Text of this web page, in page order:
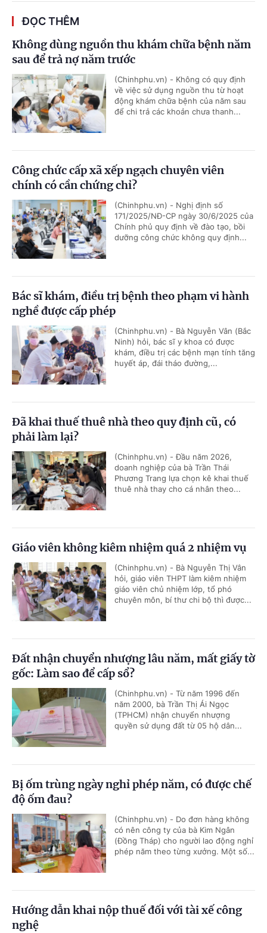
ĐỌC THÊM
Không dùng nguồn thu khám chữa bệnh năm
sau để trả nợ năm trước
(Chinhphu.vn) - Không có quy định
về việc sử dụng nguồn thu từ hoạt
động khám chữa bệnh của năm sau
để chi trả các khoản chưa thanh...
Công chức cấp xã xếp ngạch chuyên viên
chính có cần chứng chỉ?
(Chinhphu.vn) - Nghị định số
171/2025/NĐ-CP ngày 30/6/2025 của
Chính phủ quy định về đào tạo, bồi
dưỡng công chức không quy định...
Bác sĩ khám, điều trị bệnh theo phạm vi hành
nghề được cấp phép
(Chinhphu.vn) - Bà Nguyễn Vân (Bắc
Ninh) hỏi, bác sĩ y khoa có được
khám, điều trị các bệnh mạn tính tăng
huyết áp, đái tháo đường,...
Đã khai thuế thuê nhà theo quy định cũ, có
phải làm lại?
(Chinhphu.vn) - Đầu năm 2026,
doanh nghiệp của bà Trần Thái
Phương Trang lựa chọn kê khai thuế
thuê nhà thay cho cá nhân theo...
Giáo viên không kiêm nhiệm quá 2 nhiệm vụ
(Chinhphu.vn) - Bà Nguyễn Thị Vân
hỏi, giáo viên THPT làm kiêm nhiệm
giáo viên chủ nhiệm lớp, tổ phó
chuyên môn, bí thư chi bộ thì được...
Đất nhận chuyển nhượng lâu năm, mất giấy tờ
gốc: Làm sao để cấp sổ?
(Chinhphu.vn) - Từ năm 1996 đến
năm 2000, bà Trần Thị Ái Ngọc
(TPHCM) nhận chuyển nhượng
quyền sử dụng đất từ 05 hộ dân...
Bị ốm trùng ngày nghỉ phép năm, có được chế
độ ốm đau?
(Chinhphu.vn) - Do đơn hàng không
có nên công ty của bà Kim Ngân
(Đồng Tháp) cho người lao động nghỉ
phép năm theo từng xưởng. Một số...
Hướng dẫn khai nộp thuế đối với tài xế công
nghệ